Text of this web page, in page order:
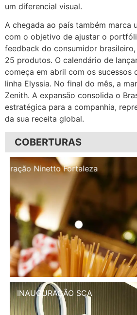
um diferencial visual.
A chegada ao país também marca
com o objetivo de ajustar o
feedback do consumidor
25 produtos. O calendário de
começa em abril com os sucessos
linha Elyssia. No final do mês, a
Zenith. A expansão consolida o
estratégica para a companhia,
da sua receita global.
COBERTURAS
Inauguração Illa Café
INAUGURAÇÃO SCA